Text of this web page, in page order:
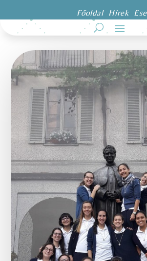
Főoldal Hírek